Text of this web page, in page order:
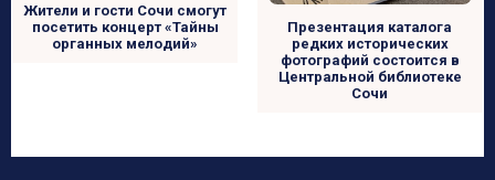
Жители и гости Сочи смогут
посетить концерт «Тайны
органных мелодий»
Презентация каталога
редких исторических
фотографий состоится в
Центральной библиотеке
Сочи